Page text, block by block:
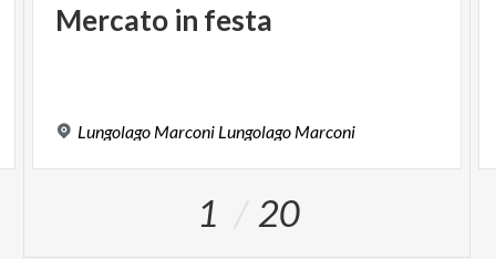
Mercato in festa
Lungolago Marconi Lungolago Marconi
1 20